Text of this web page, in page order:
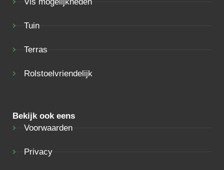
Tuin
Terras
Rolstoelvriendelijk
Bekijk ook eens
Voorwaarden
Privacy